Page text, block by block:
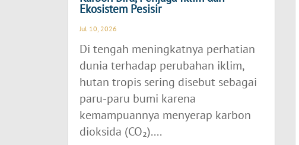
Ekosistem Pesisir
Jul 10, 2026
Di tengah meningkatnya perhatian
dunia terhadap perubahan iklim,
hutan tropis sering disebut sebagai
paru-paru bumi karena
kemampuannya menyerap karbon
dioksida (CO₂)....